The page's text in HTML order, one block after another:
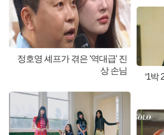
정호영 셰프가 겪은 '역대급' 진
상 손님
‘1박